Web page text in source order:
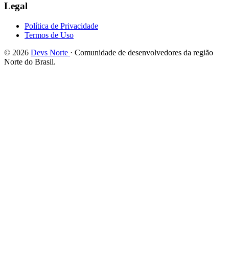
Legal
Política de Privacidade
Termos de Uso
© 2026 Devs Norte · Comunidade de desenvolvedores da região
Norte do Brasil.